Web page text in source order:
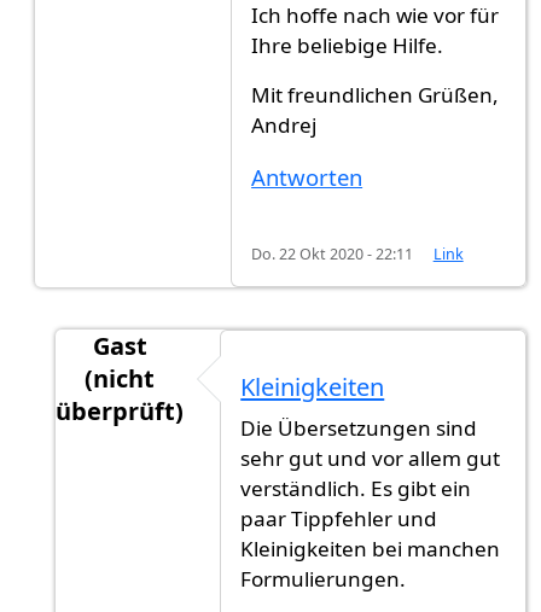
Ich hoffe nach wie vor für
Ihre beliebige Hilfe.
Mit freundlichen Grüßen,
Andrej
Antworten
Do. 22 Okt 2020 - 22:11 Link
Gast
(nicht
überprüft)
Danke für die Idee. Meine…von
Kleinigkeiten
Die Übersetzungen sind
sehr gut und vor allem gut
verständlich. Es gibt ein
paar Tippfehler und
Kleinigkeiten bei manchen
Formulierungen.